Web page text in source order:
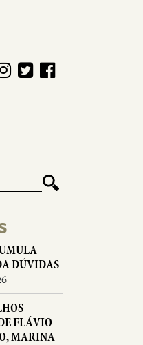
DÚVIDAS
FLÁVIO
MARINA